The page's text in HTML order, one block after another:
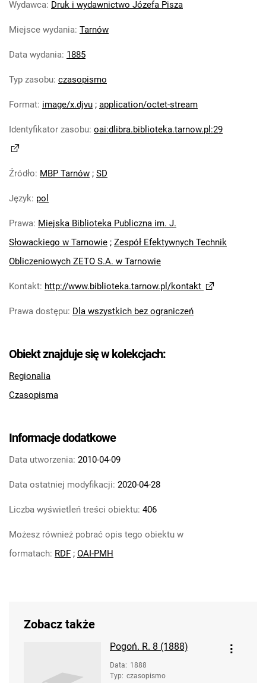
Wydawca: Druk i wydawnictwo Józefa Pisza
Miejsce wydania: Tarnów
Data wydania: 1885
Typ zasobu: czasopismo
Format: image/x.djvu ; application/octet-stream
Identyfikator zasobu: oai:dlibra.biblioteka.tarnow.pl:29
Źródło: MBP Tarnów ; SD
Język: pol
Prawa: Miejska Biblioteka Publiczna im. J.
Słowackiego w Tarnowie ; Zespół Efektywnych Technik
Obliczeniowych ZETO S.A. w Tarnowie
Kontakt: http://www.biblioteka.tarnow.pl/kontakt
Prawa dostępu: Dla wszystkich bez ograniczeń
Obiekt znajduje się w kolekcjach:
Regionalia
Czasopisma
Informacje dodatkowe
Data utworzenia: 2010-04-09
Data ostatniej modyfikacji: 2020-04-28
Liczba wyświetleń treści obiektu: 406
Możesz również pobrać opis tego obiektu w
formatach: RDF ; OAI-PMH
Zobacz także
Pogoń. R. 8 (1888)
Data: 1888
Typ: czasopismo